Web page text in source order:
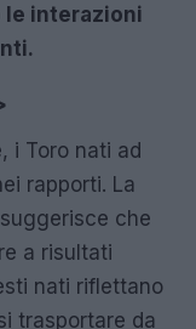
le interazioni
i Toro nati ad
rapporti. La
che
a risultati
nati riflettano
trasportare da